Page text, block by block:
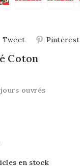
Tweet Pinterest
Coton
ouvrés
en stock